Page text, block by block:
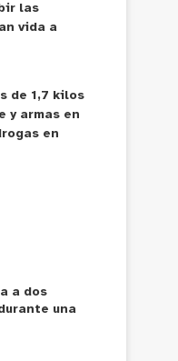
las
vida a
de 1,7 kilos
y armas en
en
a dos
una